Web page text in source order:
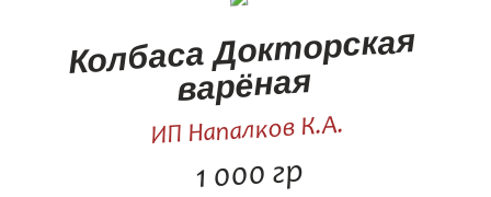
Колбаса Докторская
варёная
ИП Напалков К.А.
1 000 гр